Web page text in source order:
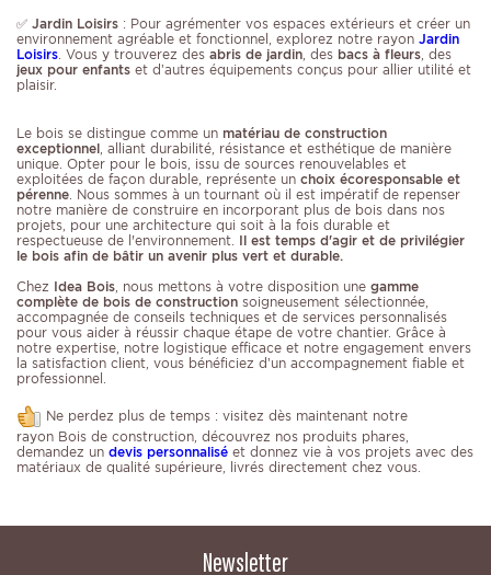
✅ Jardin Loisirs : Pour agrémenter vos espaces extérieurs et créer un
environnement agréable et fonctionnel, explorez notre rayon Jardin
Loisirs . Vous y trouverez des abris de jardin , des bacs à fleurs , des
jeux pour enfants et d’autres équipements conçus pour allier utilité et
plaisir.
Le bois se distingue comme un matériau de construction
exceptionnel , alliant durabilité, résistance et esthétique de manière
unique. Opter pour le bois, issu de sources renouvelables et
exploitées de façon durable, représente un choix écoresponsable et
pérenne . Nous sommes à un tournant où il est impératif de repenser
notre manière de construire en incorporant plus de bois dans nos
projets, pour une architecture qui soit à la fois durable et
respectueuse de l'environnement. Il est temps d'agir et de privilégier
le bois afin de bâtir un avenir plus vert et durable.
Chez Idea Bois , nous mettons à votre disposition une gamme
complète de bois de construction soigneusement sélectionnée,
accompagnée de conseils techniques et de services personnalisés
pour vous aider à réussir chaque étape de votre chantier. Grâce à
notre expertise, notre logistique efficace et notre engagement envers
la satisfaction client, vous bénéficiez d’un accompagnement fiable et
professionnel.
Ne perdez plus de temps : visitez dès maintenant notre
rayon Bois de construction, découvrez nos produits phares,
demandez un devis personnalisé et donnez vie à vos projets avec des
matériaux de qualité supérieure, livrés directement chez vous.
Newsletter